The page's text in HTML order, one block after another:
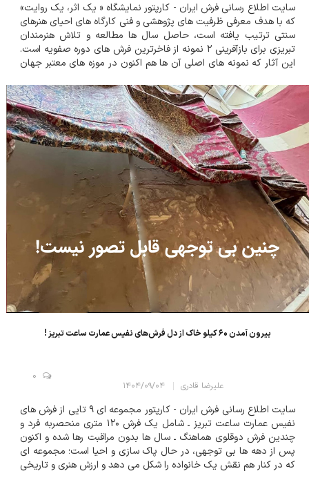
سایت اطلاع رسانی فرش ایران - کارپتور نمایشگاه « یک اثر، یک روایت»
که با هدف معرفی ظرفیت های پژوهشی و فنی کارگاه های احیای هنرهای
سنتی ترتیب یافته است، حاصل سال ها مطالعه و تلاش هنرمندان
تبریزی برای بازآفرینی ۲ نمونه از فاخرترین فرش های دوره صفویه است.
این آثار که نمونه های اصلی آن ها هم اکنون در موزه های معتبر جهان
بیرون آمدن ۶۰ کیلو خاک از دل فرش‌های نفیس عمارت ساعت تبریز !
علیرضا قادری ۱۴۰۴/۰۹/۰۴
0
سایت اطلاع رسانی فرش ایران - کارپتور مجموعه ای ۹ تایی از فرش های
نفیس عمارت ساعت تبریز ـ شامل یک فرش ۱۲۰ متری منحصربه فرد و
چندین فرش دوقلوی هماهنگ ـ سال ها بدون مراقبت رها شده و اکنون
پس از دهه ها بی توجهی، در حال پاک سازی و احیا است؛ مجموعه ای
که در کنار هم نقش یک خانواده را شکل می دهد و ارزش هنری و تاریخی